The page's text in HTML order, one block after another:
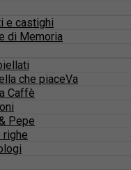
e castighi
di Memoria
che piaceVa
Caffè
Pepe
righe